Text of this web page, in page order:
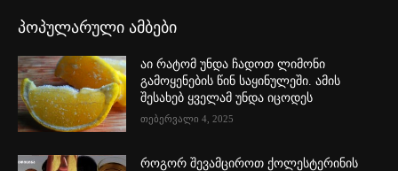
პოპულარული ამბები
აი რატომ უნდა ჩადოთ ლიმონი
გამოყენების წინ საყინულეში. ამის
შესახებ ყველამ უნდა იცოდეს
თებერვალი 4, 2025
როგორ შევამციროთ ქოლესტერინის